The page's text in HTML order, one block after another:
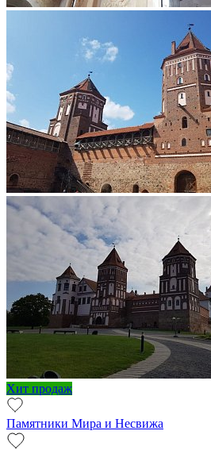
Хит продаж
Памятники Мира и Несвижа